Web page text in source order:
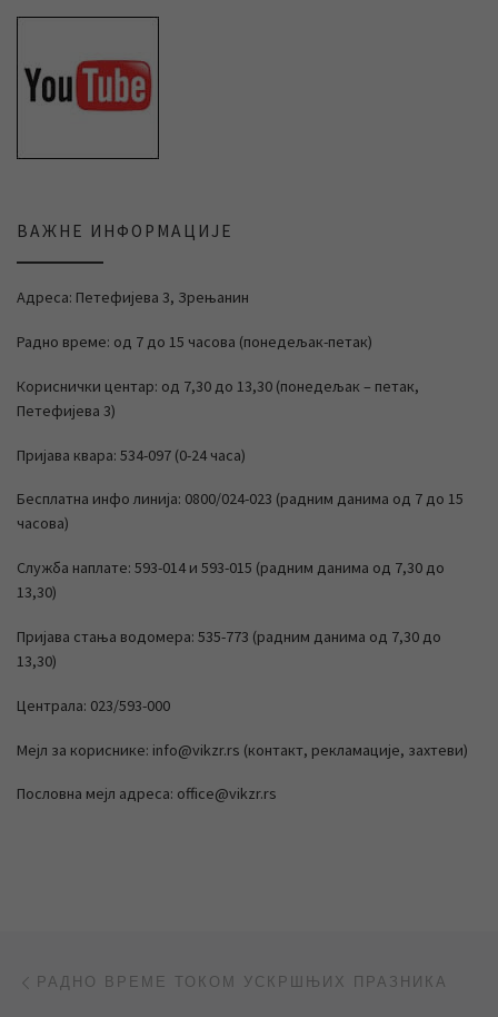
ВАЖНЕ ИНФОРМАЦИЈЕ
Адреса: Петефијева 3, Зрењанин
Радно време: од 7 до 15 часова (понедељак-петак)
Кориснички центар: од 7,30 до 13,30 (понедељак – петак,
Петефијева 3)
Пријава квара: 534-097 (0-24 часа)
Бесплатна инфо линија: 0800/024-023 (радним данима од 7 до 15
часова)
Служба наплате: 593-014 и 593-015 (радним данима од 7,30 до
13,30)
Пријава стања водомера: 535-773 (радним данима од 7,30 до
13,30)
Централа: 023/593-000
Мејл за кориснике: info@vikzr.rs (контакт, рекламације, захтеви)
Пословна мејл адреса: office@vikzr.rs
Post navigation
РАДНО ВРЕМЕ ТОКОМ УСКРШЊИХ ПРАЗНИКА